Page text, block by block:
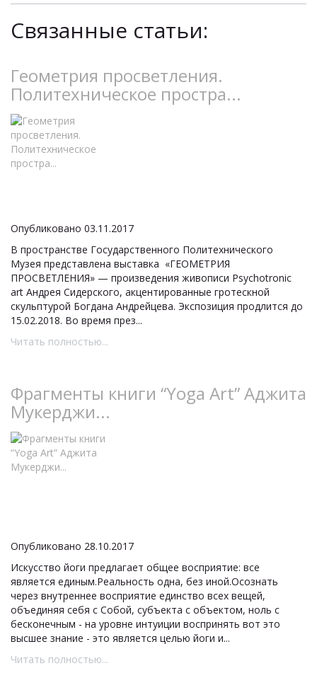
Связанные статьи:
Геометрия просветления.
Политехническое простра...
Опубликовано 03.11.2017
В пространстве Государственного Политехнического
Музея представлена выставка «ГЕОМЕТРИЯ
ПРОСВЕТЛЕНИЯ» — произведения живописи Psychotronic
art Андрея Сидерского, акцентированные гротескной
скульптурой Богдана Андрейцева. Экспозиция продлится до
15.02.2018. Во время през...
Читать полностью...
Фрагменты книги “Yoga Art” Аджита
Мукерджи...
Опубликовано 28.10.2017
Искусство йоги предлагает общее восприятие: все
является единым.Реальность одна, без иной.Осознать
через внутреннее восприятие единство всех вещей,
объединяя себя с Собой, субъекта с объектом, ноль с
бесконечным - на уровне интуиции воспринять вот это
высшее знание - это является целью йоги и...
Читать полностью...